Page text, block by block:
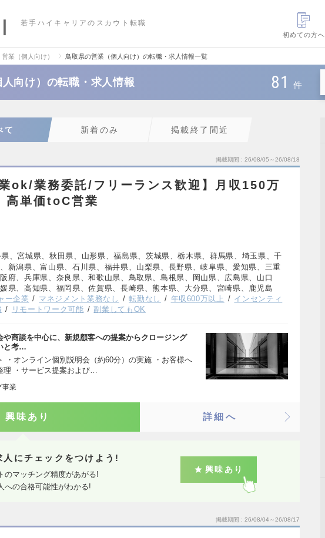
若手ハイキャリアのスカウト転職
初めての方へ
営業（個人向け） 鳥取県の営業（個人向け）の転職・求人情報一覧
向け）の転職・求人情報 81 件
て 新着のみ 掲載終了間近
掲載期間 26/08/05～26/08/18
ok/業務委託/フリーランス歓迎】月収150万
高単価toC営業
、宮城県、秋田県、山形県、福島県、茨城県、栃木県、群馬県、埼玉県、千
新潟県、富山県、石川県、福井県、山梨県、長野県、岐阜県、愛知県、三重
府、兵庫県、奈良県、和歌山県、鳥取県、島根県、岡山県、広島県、山口
県、高知県、福岡県、佐賀県、長崎県、熊本県、大分県、宮崎県、鹿児島
ー企業 マネジメント業務なし 転勤なし 年収600万以上
インセンティ
リモートワーク可能 副業してもOK
や商談を中心に、新規顧客への提案からクロージング
と考…
・オンライン個別説明会（約60分）の実施 ・お客様へ
理 ・サービス提案および…
事業
興味あり 詳細へ
人にチェックをつけよう!
のマッチング精度があがる!
への合格可能性がわかる!
興味あり
掲載期間 26/08/04～26/08/17